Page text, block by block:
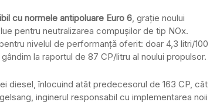
cu normele antipoluare Euro 6, grație noului
pentru neutralizarea compușilor de tip NOx.
nivelul de performanță oferit: doar 4,3 litri/100
la raportul de 87 CP/litru al noului propulsor.
diesel, înlocuind atât predecesorul de 163 CP, cât
inginerul responsabil cu implementarea noii